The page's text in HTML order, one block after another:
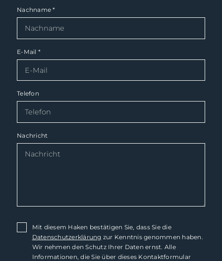
Nachname*
E-Mail *
Telefon
Nachricht
Mit diesem Haken bestätigen Sie, dass Sie die
Datenschutzerklärung zur Kenntnis genommen haben.
Wir nehmen den Schutz Ihrer Daten ernst. Alle
Informationen, die Sie über dieses Kontaktformular